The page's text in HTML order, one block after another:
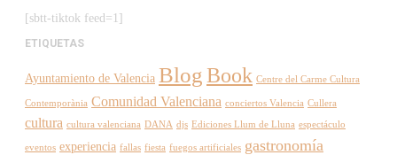
[sbtt-tiktok feed=1]
ETIQUETAS
Ayuntamiento de Valencia BlogBook Centre del Carme Cultura
Contemporània Comunidad Valenciana conciertos Valencia Cullera
cultura cultura valenciana DANA djs Ediciones Llum de Lluna espectáculo
eventos experiencia fallas fiesta fuegos artificiales gastronomía